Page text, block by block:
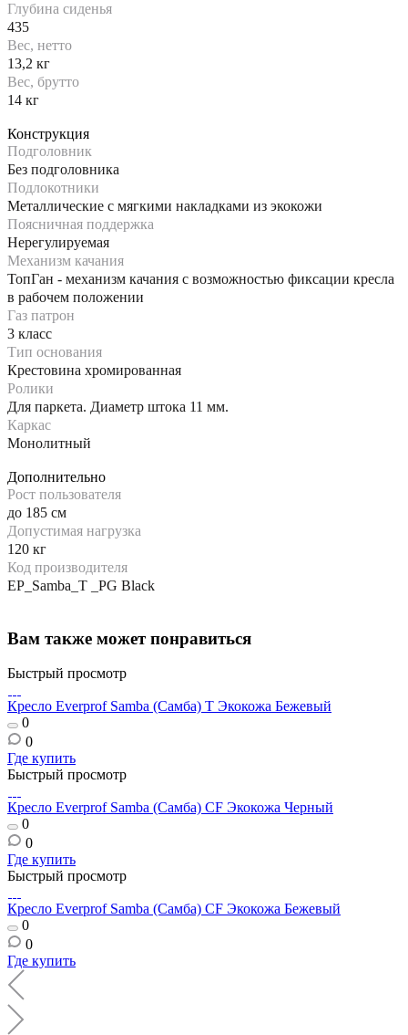
Глубина сиденья
435
Вес, нетто
13,2 кг
Вес, брутто
14 кг
Конструкция
Подголовник
Без подголовника
Подлокотники
Металлические с мягкими накладками из экокожи
Поясничная поддержка
Нерегулируемая
Механизм качания
ТопГан - механизм качания с возможностью фиксации кресла
в рабочем положении
Газ патрон
3 класс
Тип основания
Крестовина хромированная
Ролики
Для паркета. Диаметр штока 11 мм.
Каркас
Монолитный
Дополнительно
Рост пользователя
до 185 см
Допустимая нагрузка
120 кг
Код производителя
EP_Samba_T _PG Black
Вам также может понравиться
Быстрый просмотр
Кресло Everprof Samba (Самба) T Экокожа Бежевый
0
0
Где купить
Быстрый просмотр
Кресло Everprof Samba (Самба) CF Экокожа Черный
0
0
Где купить
Быстрый просмотр
Кресло Everprof Samba (Самба) CF Экокожа Бежевый
0
0
Где купить